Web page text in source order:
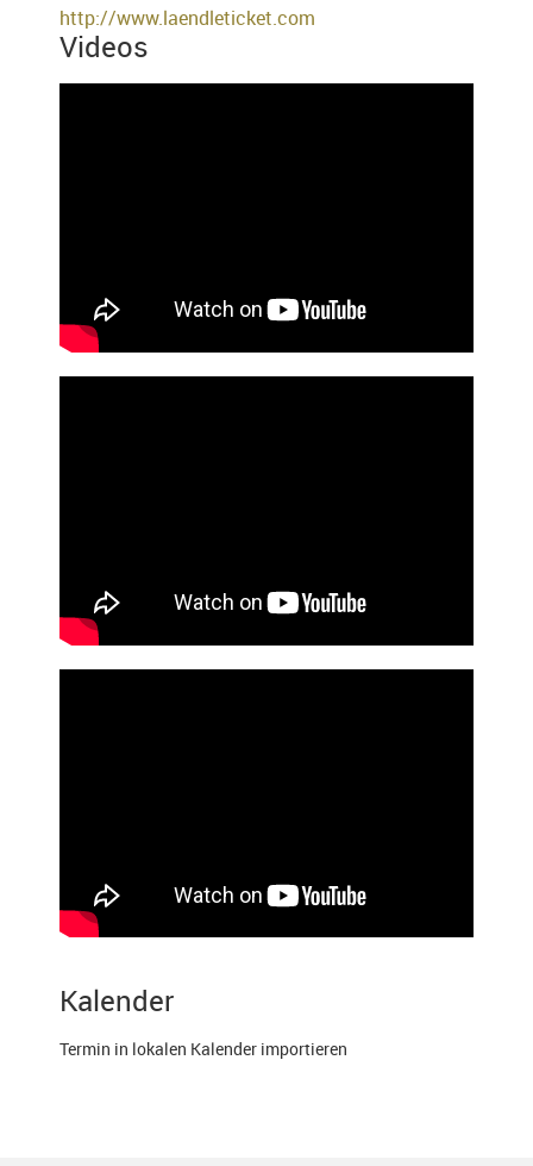
http://www.laendleticket.com
Videos
Kalender
Termin in lokalen Kalender importieren